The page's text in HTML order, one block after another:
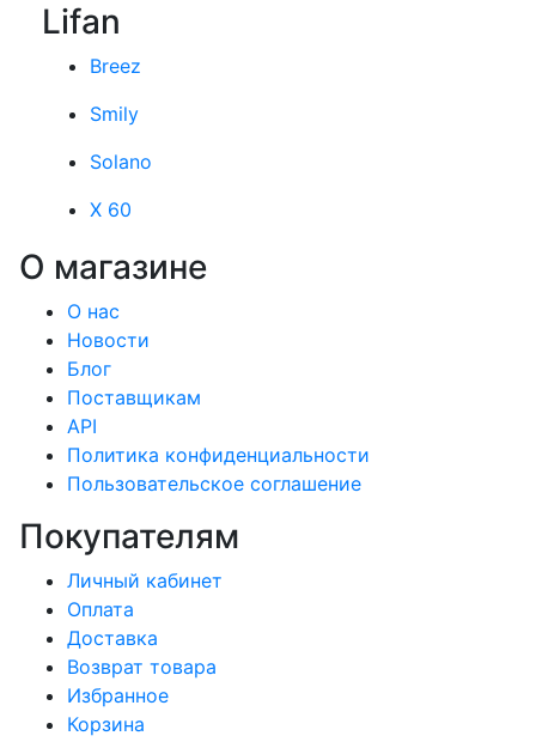
Lifan
Breez
Smily
Solano
X 60
О магазине
О нас
Новости
Блог
Поставщикам
API
Политика конфиденциальности
Пользовательское соглашение
Покупателям
Личный кабинет
Оплата
Доставка
Возврат товара
Избранное
Корзина